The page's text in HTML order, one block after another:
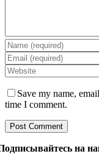
Save my name,
time I comment.
на